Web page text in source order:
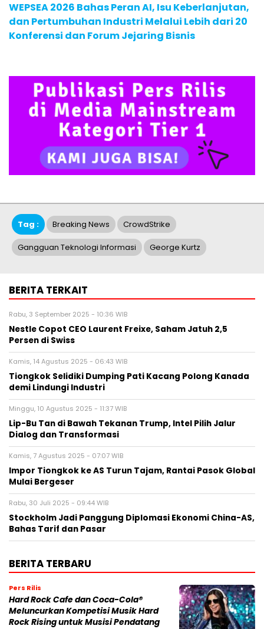
WEPSEA 2026 Bahas Peran AI, Isu Keberlanjutan,
dan Pertumbuhan Industri Melalui Lebih dari 20
Konferensi dan Forum Jejaring Bisnis
Tag : Breaking News CrowdStrike
Gangguan Teknologi Informasi George Kurtz
BERITA TERKAIT
Rabu, 3 September 2025 - 10:36 WIB
Nestle Copot CEO Laurent Freixe, Saham Jatuh 2,5
Persen di Swiss
Kamis, 14 Agustus 2025 - 06:43 WIB
Tiongkok Selidiki Dumping Pati Kacang Polong Kanada
demi Lindungi Industri
Minggu, 10 Agustus 2025 - 11:37 WIB
Lip-Bu Tan di Bawah Tekanan Trump, Intel Pilih Jalur
Dialog dan Transformasi
Kamis, 7 Agustus 2025 - 07:07 WIB
Impor Tiongkok ke AS Turun Tajam, Rantai Pasok Global
Mulai Bergeser
Rabu, 30 Juli 2025 - 09:44 WIB
Stockholm Jadi Panggung Diplomasi Ekonomi China-AS,
Bahas Tarif dan Pasar
BERITA TERBARU
Pers Rilis
Hard Rock Cafe dan Coca-Cola®
Meluncurkan Kompetisi Musik Hard
Rock Rising untuk Musisi Pendatang